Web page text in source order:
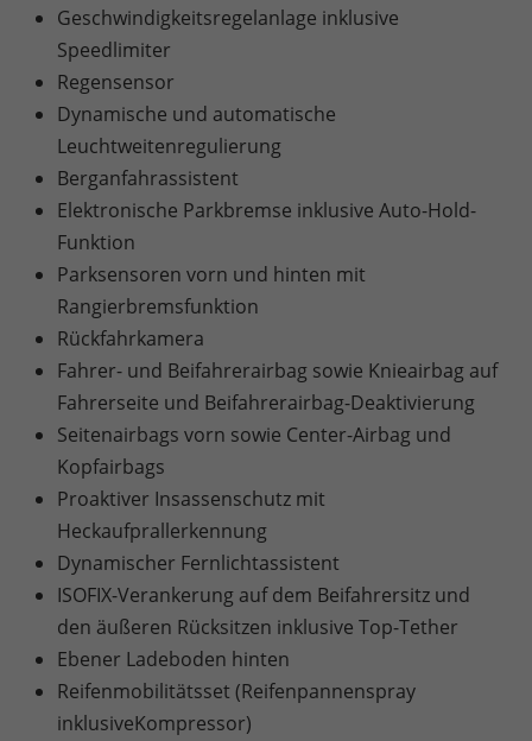
Geschwindigkeitsregelanlage inklusive
Speedlimiter
Regensensor
Dynamische und automatische
Leuchtweitenregulierung
Berganfahrassistent
Elektronische Parkbremse inklusive Auto-Hold-
Funktion
Parksensoren vorn und hinten mit
Rangierbremsfunktion
Rückfahrkamera
Fahrer- und Beifahrerairbag sowie Knieairbag auf
Fahrerseite und Beifahrerairbag-Deaktivierung
Seitenairbags vorn sowie Center-Airbag und
Kopfairbags
Proaktiver Insassenschutz mit
Heckaufprallerkennung
Dynamischer Fernlichtassistent
ISOFIX-Verankerung auf dem Beifahrersitz und
den äußeren Rücksitzen inklusive Top-Tether
Ebener Ladeboden hinten
Reifenmobilitätsset (Reifenpannenspray
inklusiveKompressor)